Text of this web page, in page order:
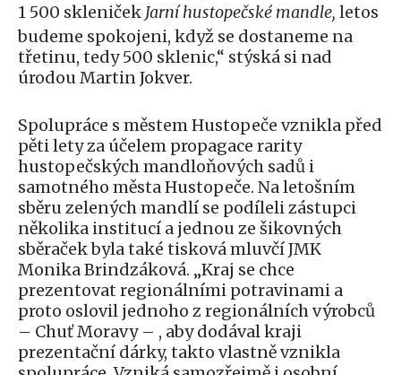
1 500 skleniček Jarní hustopečské mandle, letos
budeme spokojeni, když se dostaneme na
třetinu, tedy 500 sklenic,“ stýská si nad
úrodou Martin Jokver.
Spolupráce s městem Hustopeče vznikla před
pěti lety za účelem propagace rarity
hustopečských mandloňových sadů i
samotného města Hustopeče. Na letošním
sběru zelených mandlí se podíleli zástupci
několika institucí a jednou ze šikovných
sběraček byla také tisková mluvčí JMK
Monika Brindzáková. „Kraj se chce
prezentovat regionálními potravinami a
proto oslovil jednoho z regionálních výrobců
– Chuť Moravy – , aby dodával kraji
prezentační dárky, takto vlastně vznikla